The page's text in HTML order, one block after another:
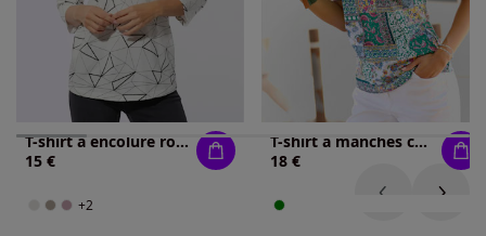
T-shirt à encolure ronde superbe motif graphique
15 €
+2
T-shirt à manches courtes motif patchwork moderne
18 €